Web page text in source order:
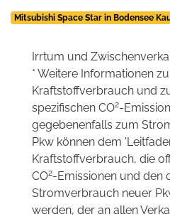
Mitsubishi Space Star in Bodensee
Irrtum und
* Weitere Informationen
Kraftstoffverbrauch und
spezifischen CO2-
gegebenenfalls zum
Pkw können dem
Kraftstoffverbrauch, die
CO2-Emissionen und den
Stromverbrauch neuer
werden, der an allen